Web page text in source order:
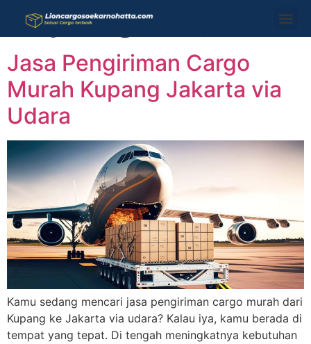
Day:August 4, 2025
Jasa Pengiriman Cargo
Murah Kupang Jakarta via
Udara
Kamu sedang mencari jasa pengiriman cargo murah dari
Kupang ke Jakarta via udara? Kalau iya, kamu berada di
tempat yang tepat. Di tengah meningkatnya kebutuhan